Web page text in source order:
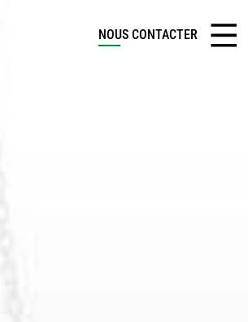
NOUS CONTACTER